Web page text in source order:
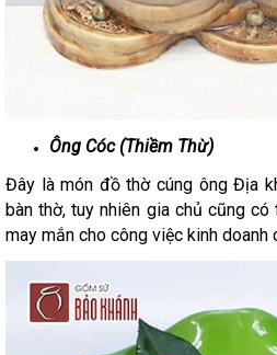
Ông Cóc (Thiềm Thừ)
Đây là món đồ thờ cúng ông Địa
bàn thờ, tuy nhiên gia chủ cũng
may mắn cho công việc kinh doanh